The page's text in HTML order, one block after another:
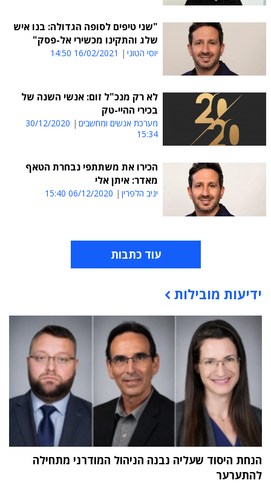
"שני טיפים לסופה הגדולה: בנו איש
שלג והתקינו מכשירי אל-פסק"
יוסי הטוני 16/02/2021 14:50
לא רק מנכ"ל זום: אנשי השנה של
בכירי ההיי-טק
מערכת אנשים ומחשבים
30/12/2020
15:34
הכירו את משתתפי נבחרת הטאף
מאדר: איתן אלי
יניב הלפרין 06/12/2020 15:40
עוד כתבות
תוכן פרסומי
ידיעות מובילות
הנחת היסוד שעליה נבנה הניהול המודרני מתחילה
להתערער